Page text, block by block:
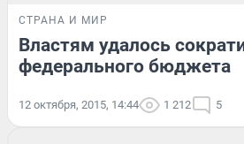
СТРАНА И МИР
Властям удалось
федерального бюджета
12 октября, 2015, 14:44 1 212 5